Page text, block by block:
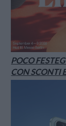
POCO
CON SCONTI